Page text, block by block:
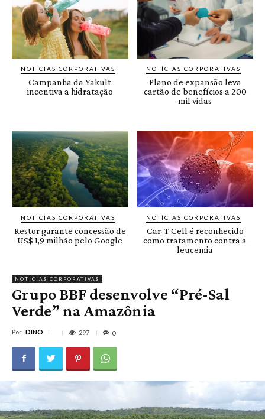
NOTÍCIAS CORPORATIVAS
Campanha da Yakult
incentiva a hidratação
NOTÍCIAS CORPORATIVAS
Plano de expansão leva
cartão de benefícios a 200
mil vidas
NOTÍCIAS CORPORATIVAS
Restor garante concessão de
US$ 1,9 milhão pelo Google
NOTÍCIAS CORPORATIVAS
Car-T Cell é reconhecido
como tratamento contra a
leucemia